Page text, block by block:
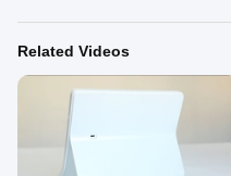
Related Videos